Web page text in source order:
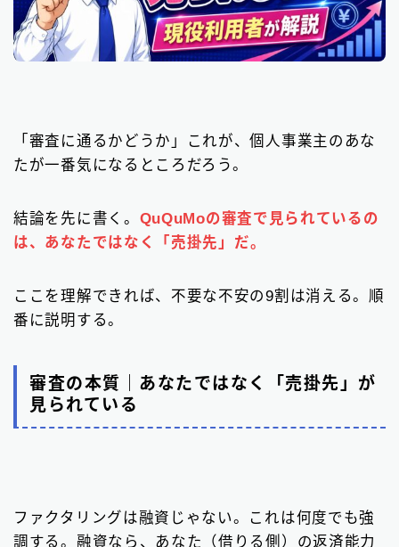
「審査に通るかどうか」これが、個人事業主のあな
たが一番気になるところだろう。
結論を先に書く。 QuQuMoの審査で見られているの
は、あなたではなく「売掛先」だ。
ここを理解できれば、不要な不安の9割は消える。順
番に説明する。
審査の本質｜あなたではなく「売掛先」が
見られている
ファクタリングは融資じゃない。これは何度でも強
調する。融資なら、あなた（借りる側）の返済能力